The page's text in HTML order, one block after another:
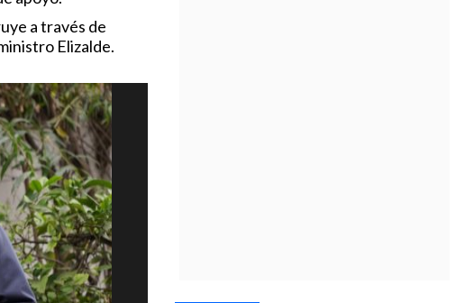
a través de
Elizalde.